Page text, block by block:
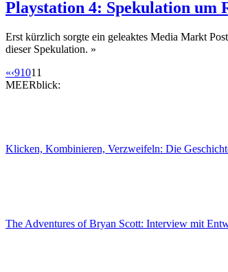
Playstation 4: Spekulation um
Erst kürzlich sorgte ein geleaktes Media Markt
dieser Spekulation. »
«‹91011
MEERblick:
Klicken, Kombinieren, Verzweifeln: Die
The Adventures of Bryan Scott: Interview mit